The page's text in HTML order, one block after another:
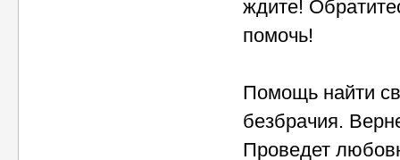
ждите!
помочь!
Помощь найти
безбрачия.
Проведет